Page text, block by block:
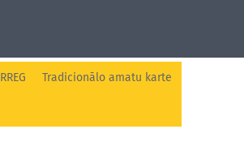
Tradicionālo amatu karte